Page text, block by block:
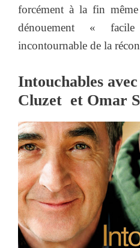
forcément à la fin
dénouement «
incontournable de la
Intouchables
Cluzet et Omar